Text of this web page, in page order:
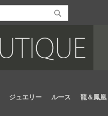
検
始
ジュエリー ルース 龍＆鳳凰